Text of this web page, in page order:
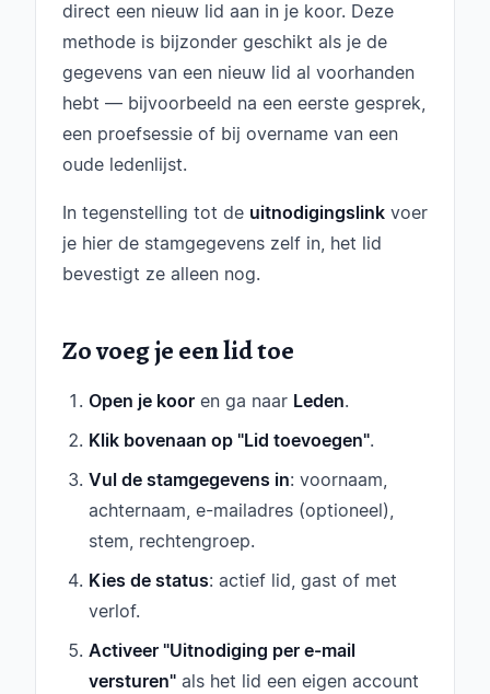
direct een nieuw lid aan in je koor. Deze
methode is bijzonder geschikt als je de
gegevens van een nieuw lid al voorhanden
hebt — bijvoorbeeld na een eerste gesprek,
een proefsessie of bij overname van een
oude ledenlijst.
In tegenstelling tot de uitnodigingslink voer
je hier de stamgegevens zelf in, het lid
bevestigt ze alleen nog.
Zo voeg je een lid toe
Open je koor en ga naar Leden.
Klik bovenaan op "Lid toevoegen".
Vul de stamgegevens in: voornaam,
achternaam, e-mailadres (optioneel),
stem, rechtengroep.
Kies de status: actief lid, gast of met
verlof.
Activeer "Uitnodiging per e-mail
versturen" als het lid een eigen account